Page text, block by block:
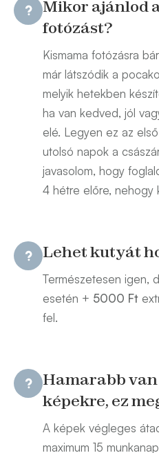
Mikor ajánlod
fotózást?
Kismama fotózásra
már látszódik a
melyik hetekben
ha van kedved, jól
elé. Legyen ez az
utolsó napok a
javasolom, hogy
4 hétre előre, nehogy
Lehet kutyát
​Természetesen igen,
esetén + 5000 Ft
fel.
Hamarabb van
képekre, ez
A képek végleges
maximum 15